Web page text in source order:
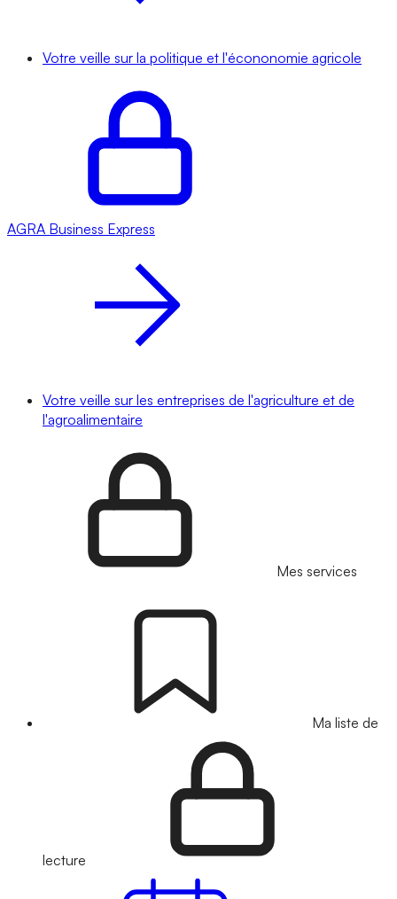
Votre veille sur la politique et l'écononomie agricole
AGRA Business Express
Votre veille sur les entreprises de l'agriculture et de
l'agroalimentaire
Mes services
Ma liste de
lecture